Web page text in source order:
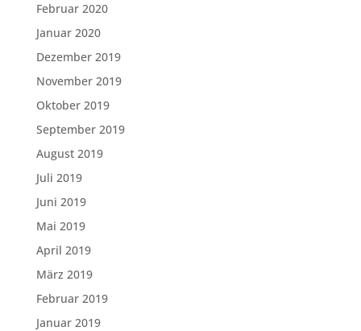
Februar 2020
Januar 2020
Dezember 2019
November 2019
Oktober 2019
September 2019
August 2019
Juli 2019
Juni 2019
Mai 2019
April 2019
März 2019
Februar 2019
Januar 2019